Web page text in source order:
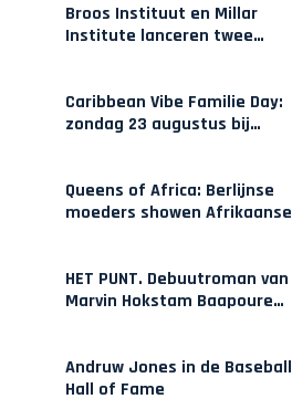
Broos Instituut en Millar
Institute lanceren twee
Caribbean Vibe Familie Day:
zondag 23 augustus bij
Queens of Africa: Berlijnse
moeders showen Afrikaanse
HET PUNT. Debuutroman van
Marvin Hokstam Baapoure
Andruw Jones in de Baseball
Hall of Fame